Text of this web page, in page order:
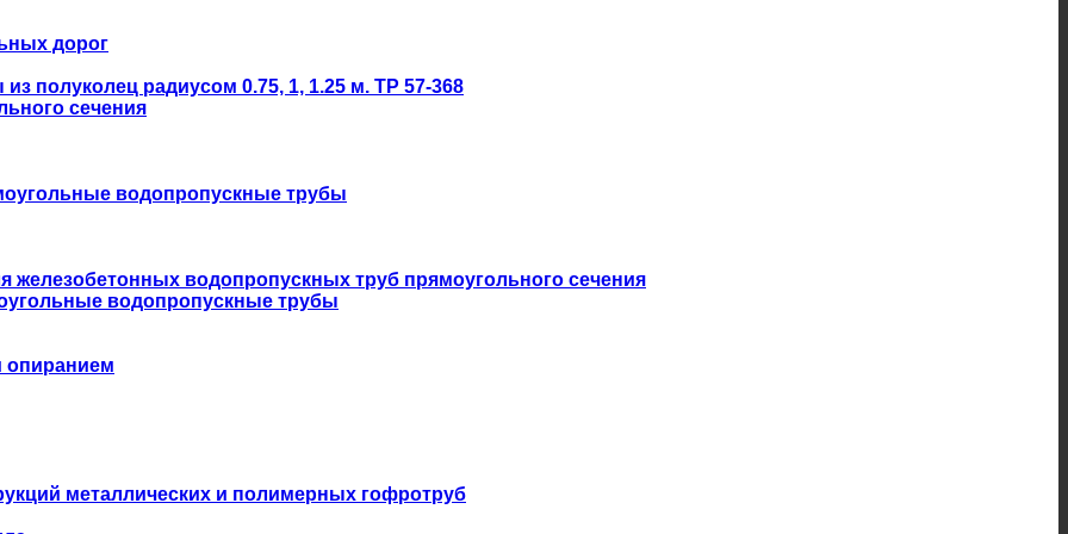
дорог
полуколец радиусом 0.75, 1, 1.25 м. ТР 57-368
сечения
водопропускные трубы
железобетонных водопропускных труб прямоугольного сечения
водопропускные трубы
опиранием
металлических и полимерных гофротруб